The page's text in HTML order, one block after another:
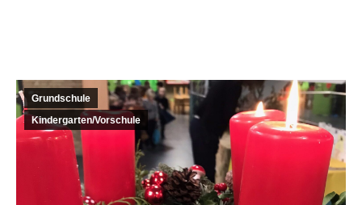
Grundschule
Kindergarten/Vorschule